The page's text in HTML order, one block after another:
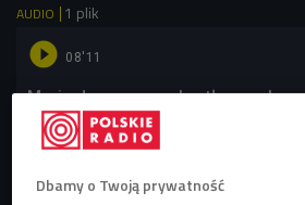
AUDIO 1 plik
 08'11
Maria Jaszczurowska, tłumaczka
Stephena Clarke'a (Stacja Kultura/
Dbamy o Twoją prywatność